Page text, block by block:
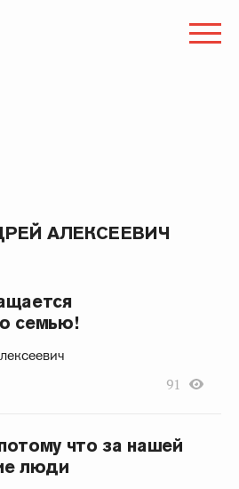
АЛЕКСЕЕВИЧ
семью!
91
что за нашей
люди